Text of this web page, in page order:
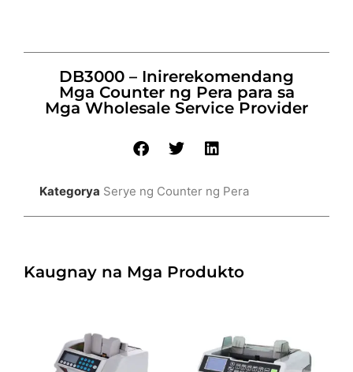
DB3000 – Inirerekomendang
Mga Counter ng Pera para sa
Mga Wholesale Service Provider
Kategorya Serye ng Counter ng Pera
Kaugnay na Mga Produkto